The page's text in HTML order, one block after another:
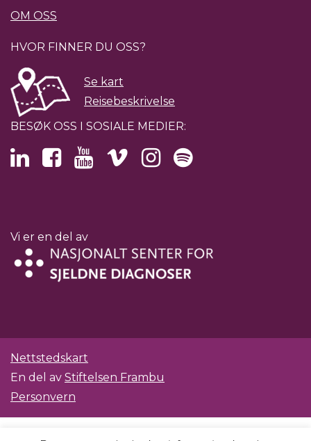
OM OSS
HVOR FINNER DU OSS?
Se kart
Reisebeskrivelse
BESØK OSS I SOSIALE MEDIER:
Vi er en del av
Nettstedskart
En del av Stiftelsen Frambu
Personvern